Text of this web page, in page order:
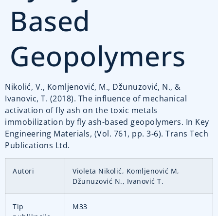
Based
Geopolymers
Nikolić, V., Komljenović, M., Džunuzović, N., &
Ivanovic, T. (2018). The influence of mechanical
activation of fly ash on the toxic metals
immobilization by fly ash-based geopolymers. In Key
Engineering Materials, (Vol. 761, pp. 3-6). Trans Tech
Publications Ltd.
Autori
Violeta Nikolić, Komljenović M,
Džunuzović N., Ivanović T.
Tip
M33